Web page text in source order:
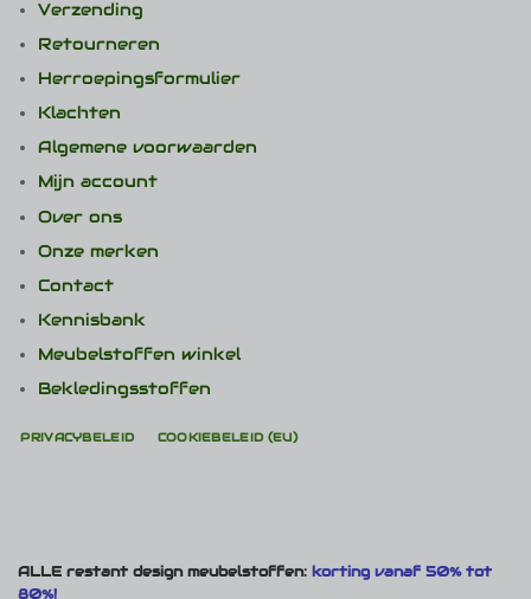
Verzending
Retourneren
Herroepingsformulier
Klachten
Algemene voorwaarden
Mijn account
Over ons
Onze merken
Contact
Kennisbank
Meubelstoffen winkel
Bekledingsstoffen
PRIVACYBELEID COOKIEBELEID (EU)
ALLE restant design meubelstoffen: korting vanaf 50% tot
80%!